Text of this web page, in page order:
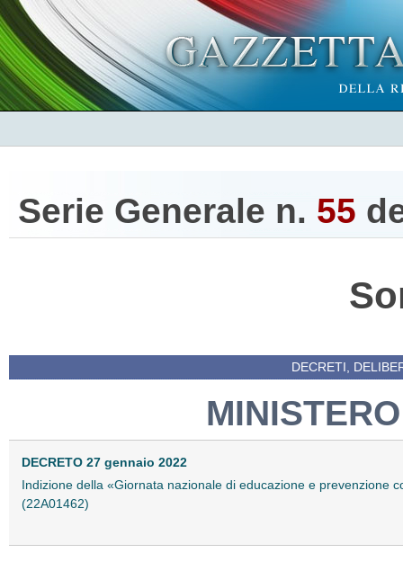
Serie Generale n. 55
DECRETI,
DECRETO 27 gennaio 2022
Indizione della «Giornata nazionale di educazione e prevenzione
(22A01462)